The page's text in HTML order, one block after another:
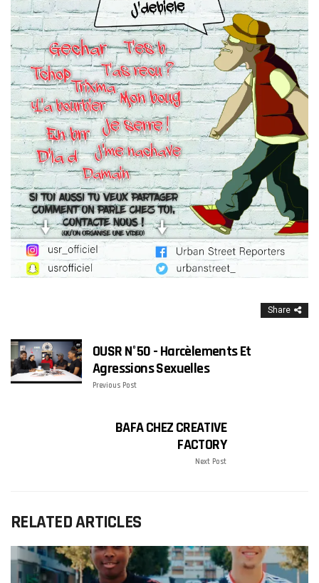
Share
OUSR N°50 - Harcèlements Et
Agressions Sexuelles
Previous Post
BAFA CHEZ CREATIVE
FACTORY
Next Post
RELATED ARTICLES